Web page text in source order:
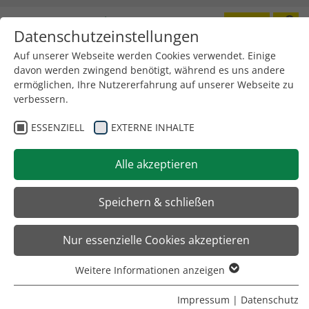
Datenschutzeinstellungen
Auf unserer Webseite werden Cookies verwendet. Einige
davon werden zwingend benötigt, während es uns andere
ermöglichen, Ihre Nutzererfahrung auf unserer Webseite zu
verbessern.
ESSENZIELL EXTERNE INHALTE
Alle akzeptieren
Speichern & schließen
Nur essenzielle Cookies akzeptieren
Essenziell
Essenzielle Cookies werden für grundlegende Funktionen
Weitere Informationen anzeigen
Impressum | Datenschutz